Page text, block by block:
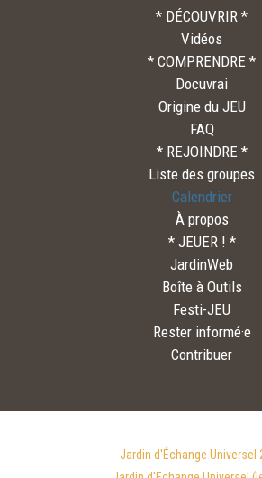
* DÉCOUVRIR *
Vidéos
* COMPRENDRE *
Docuvrai
Origine du JEU
FAQ
* REJOINDRE *
Liste des groupes
Calendrier
À propos
* JEUER ! *
JardinWeb
Boîte à Outils
Festi-JEU
Rester informé·e
Contribuer
Jardin d'Échange Universel